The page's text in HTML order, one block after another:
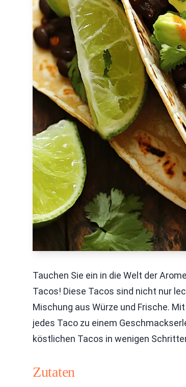
Tauchen Sie ein in die Welt der
Tacos! Diese Tacos sind nicht nur
Mischung aus Würze und Frische.
jedes Taco zu einem
köstlichen Tacos in wenigen
Zutaten